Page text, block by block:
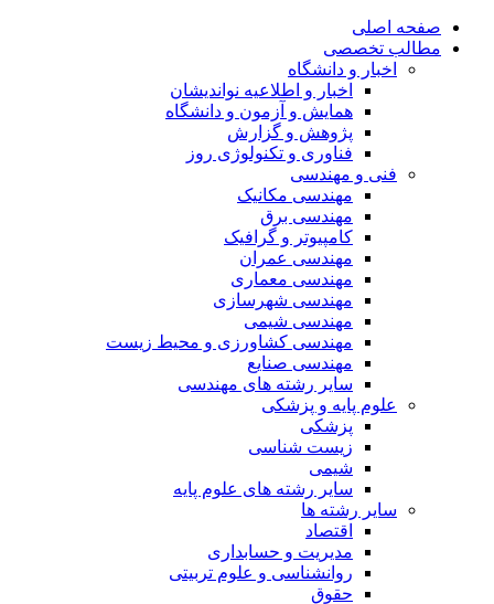
صفحه اصلی
مطالب تخصصی
اخبار و دانشگاه
اخبار و اطلاعیه نواندیشان
همایش و آزمون و دانشگاه
پژوهش و گزارش
فناوری و تکنولوژی روز
فنی و مهندسی
مهندسی مکانیک
مهندسی برق
کامپیوتر و گرافیک
مهندسی عمران
مهندسی معماری
مهندسی شهرسازی
مهندسی شیمی
مهندسی کشاورزی و محیط زیست
مهندسی صنایع
سایر رشته های مهندسی
علوم پایه و پزشکی
پزشکی
زیست شناسی
شیمی
سایر رشته های علوم پایه
سایر رشته ها
اقتصاد
مدیریت و حسابداری
روانشناسی و علوم تربیتی
حقوق